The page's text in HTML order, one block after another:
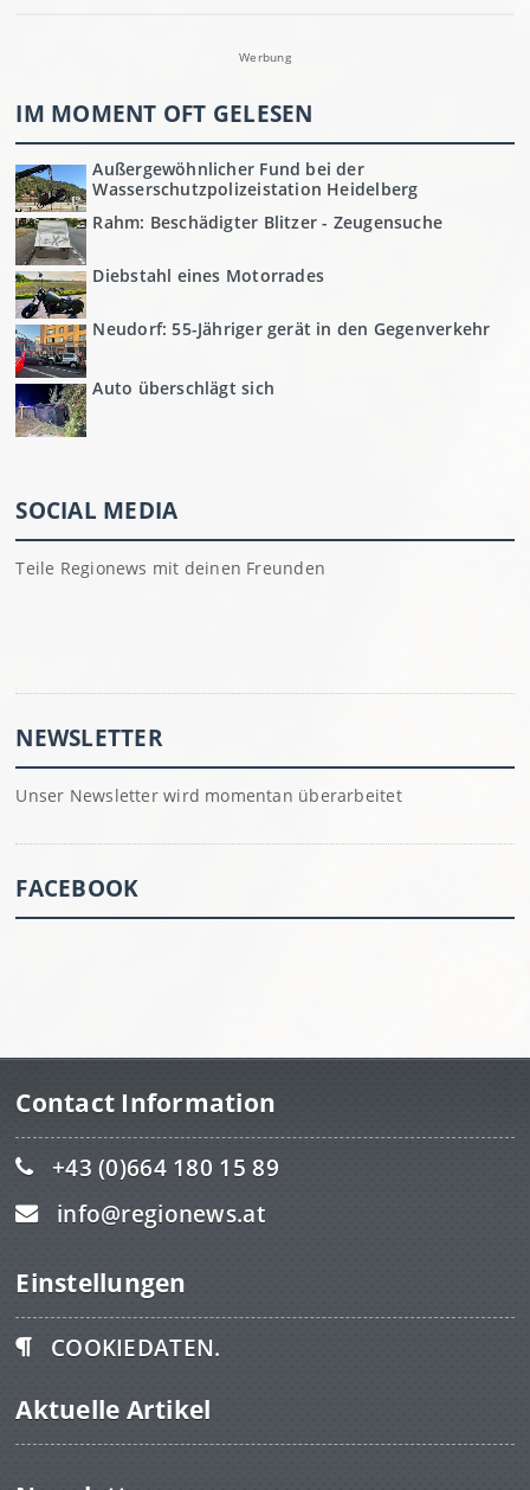
Werbung
IM MOMENT OFT GELESEN
Außergewöhnlicher Fund bei der
Wasserschutzpolizeistation Heidelberg
Rahm: Beschädigter Blitzer - Zeugensuche
Diebstahl eines Motorrades
Neudorf: 55-Jähriger gerät in den Gegenverkehr
Auto überschlägt sich
SOCIAL MEDIA
Teile Regionews mit deinen Freunden
NEWSLETTER
Unser Newsletter wird momentan überarbeitet
FACEBOOK
Contact Information
+43 (0)664 180 15 89
info@regionews.at
Einstellungen
COOKIEDATEN.
Aktuelle Artikel